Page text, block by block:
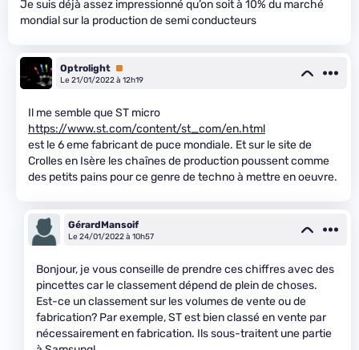
Je suis déjà assez impressionné qu’on soit à 10% du marché
mondial sur la production de semi conducteurs
Optrolight Premium
Le 21/01/2022 à 12h19
Il me semble que ST micro
https://www.st.com/content/st_com/en.html
est le 6 eme fabricant de puce mondiale. Et sur le site de
Crolles en Isère les chaînes de production poussent comme
des petits pains pour ce genre de techno à mettre en oeuvre.
GérardMansoif
Le 24/01/2022 à 10h57
Bonjour, je vous conseille de prendre ces chiffres avec des
pincettes car le classement dépend de plein de choses.
Est-ce un classement sur les volumes de vente ou de
fabrication? Par exemple, ST est bien classé en vente par
nécessairement en fabrication. Ils sous-traitent une partie